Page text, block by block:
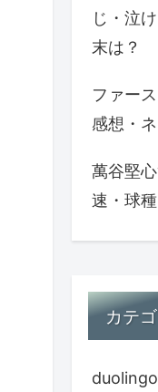
じ・泣
末は？
ファー
感想・
萬谷堅
速・球
カテ
duolingo